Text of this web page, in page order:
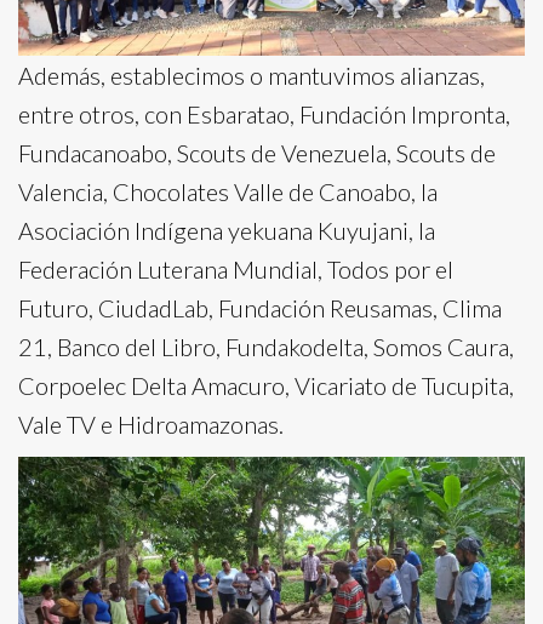
Además, establecimos o mantuvimos alianzas,
entre otros, con Esbaratao, Fundación Impronta,
Fundacanoabo, Scouts de Venezuela, Scouts de
Valencia, Chocolates Valle de Canoabo, la
Asociación Indígena yekuana Kuyujani, la
Federación Luterana Mundial, Todos por el
Futuro, CiudadLab, Fundación Reusamas, Clima
21, Banco del Libro, Fundakodelta, Somos Caura,
Corpoelec Delta Amacuro, Vicariato de Tucupita,
Vale TV e Hidroamazonas.